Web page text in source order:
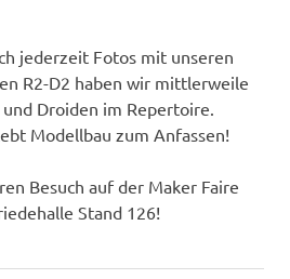
jederzeit Fotos mit unseren
R2-D2 haben wir mittlerweile
Droiden im Repertoire.
Modellbau zum Anfassen!
Besuch auf der Maker Faire
Stand 126!